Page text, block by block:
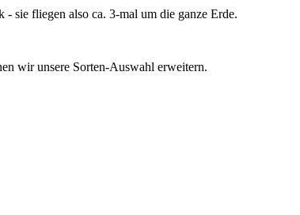
sie fliegen also ca. 3-mal um die ganze Erde.
wir unsere Sorten-Auswahl erweitern.